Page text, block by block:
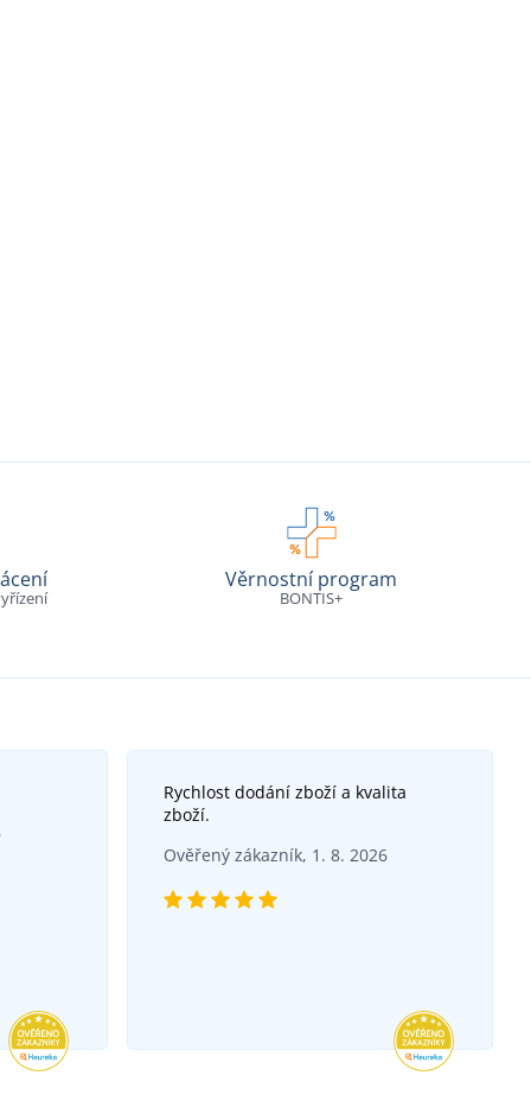
Věrnostní program
BONTIS+
Rychlost dodání zboží a kvalita
zboží.
Ověřený zákazník, 1. 8. 2026